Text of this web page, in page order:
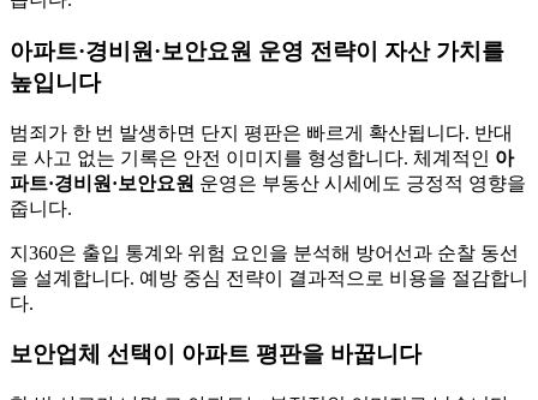
아파트·경비원·보안요원 운영 전략이 자산 가치를
높입니다
범죄가 한 번 발생하면 단지 평판은 빠르게 확산됩니다. 반대
로 사고 없는 기록은 안전 이미지를 형성합니다. 체계적인 아
파트·경비원·보안요원 운영은 부동산 시세에도 긍정적 영향을
줍니다.
지360은 출입 통계와 위험 요인을 분석해 방어선과 순찰 동선
을 설계합니다. 예방 중심 전략이 결과적으로 비용을 절감합니
다.
보안업체 선택이 아파트 평판을 바꿉니다